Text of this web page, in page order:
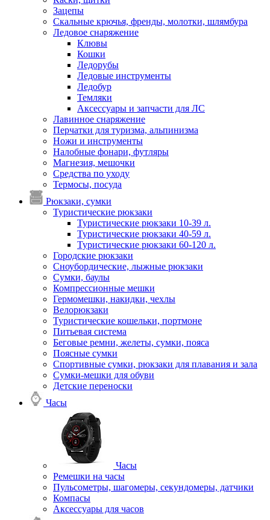
Зацепы
Скальные крючья, френды, молотки, шлямбура
Ледовое снаряжение
Клювы
Кошки
Ледорубы
Ледовые инструменты
Ледобур
Темляки
Аксессуары и запчасти для ЛС
Лавинное снаряжение
Перчатки для туризма, альпинизма
Ножи и инструменты
Налобные фонари, футляры
Магнезия, мешочки
Средства по уходу
Термосы, посуда
Рюкзаки, сумки
Туристические рюкзаки
Туристические рюкзаки 10-39 л.
Туристические рюкзаки 40-59 л.
Туристические рюкзаки 60-120 л.
Городские рюкзаки
Сноубордические, лыжные рюкзаки
Сумки, баулы
Компрессионные мешки
Гермомешки, накидки, чехлы
Велорюкзаки
Туристические кошельки, портмоне
Питьевая система
Беговые ремни, желеты, сумки, пояса
Поясные сумки
Спортивные сумки, рюкзаки для плавания и зала
Сумки-мешки для обуви
Детские переноски
Часы
Часы
Ремешки на часы
Пульсометры, шагомеры, секундомеры, датчики
Компасы
Аксессуары для часов